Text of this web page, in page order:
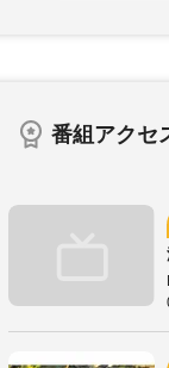
番組アクセ